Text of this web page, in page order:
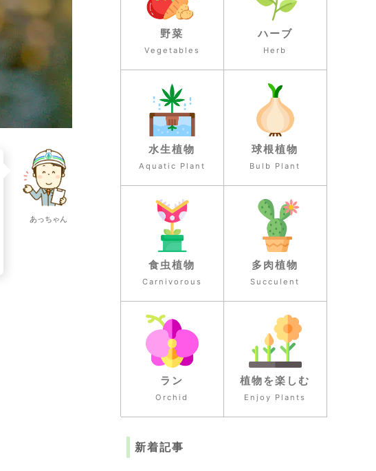
あっちゃん
野菜
Vegetables
ハーブ
Herb
水生植物
Aquatic Plant
球根植物
Bulb Plant
食虫植物
Carnivorous
多肉植物
Succulent
ラン
Orchid
植物を楽しむ
Enjoy Plants